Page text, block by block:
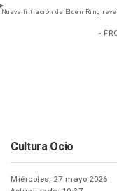
Nueva filtración de Elden Ring
-
Cultura Ocio
Miércoles, 27 mayo 2026